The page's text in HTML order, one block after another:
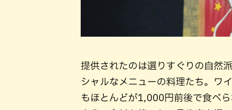
提供されたのは選りすぐりの自然
シャルなメニューの料理たち。ワ
もほとんどが1,000円前後で食べ